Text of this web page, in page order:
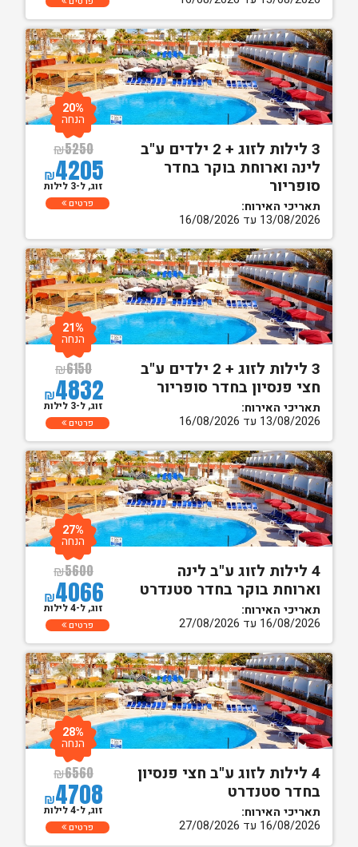
3 לילות לזוג + 2 ילדים ע"ב
לינה וארוחת בוקר בחדר
סופריור
תאריכי האירוח:
13/08/2026 עד 16/08/2026
₪5250
₪4205
20%
הנחה
זוג, ל-3 לילות
פרטים
3 לילות לזוג + 2 ילדים ע"ב
חצי פנסיון בחדר סופריור
תאריכי האירוח:
13/08/2026 עד 16/08/2026
₪6150
₪4832
21%
הנחה
זוג, ל-3 לילות
פרטים
4 לילות לזוג ע"ב לינה
וארוחת בוקר בחדר סטנדרט
תאריכי האירוח:
16/08/2026 עד 27/08/2026
₪5600
₪4066
27%
הנחה
זוג, ל-4 לילות
פרטים
4 לילות לזוג ע"ב חצי פנסיון
בחדר סטנדרט
תאריכי האירוח:
16/08/2026 עד 27/08/2026
₪6560
₪4708
28%
הנחה
זוג, ל-4 לילות
פרטים